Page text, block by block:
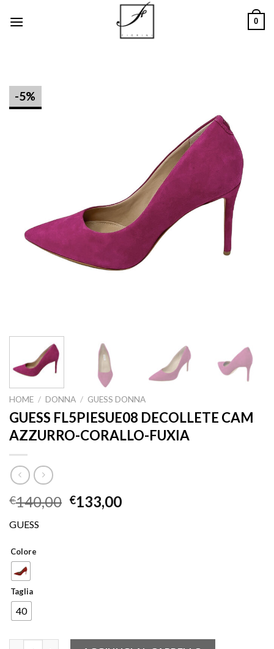
0
-5%
HOME / DONNA / GUESS DONNA
GUESS FL5PIESUE08 DECOLLETE CAM
AZZURRO-CORALLO-FUXIA
€140,00 €133,00
GUESS
Colore
Taglia
40
GUESS FL5PIESUE08 DECOLLETE CAM AZZURRO-CORALLO-